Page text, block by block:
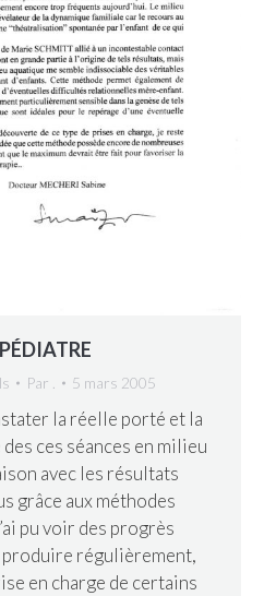
Par 5 mars 2005
la réelle porté et la
ces séances en milieu
avec les résultats
grâce aux méthodes
pu voir des progrès
produire régulièrement,
en charge de certains